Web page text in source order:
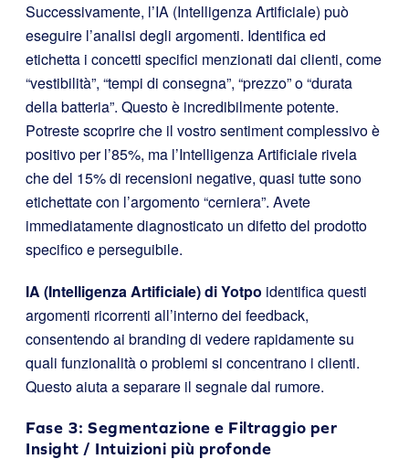
Successivamente, l’IA (Intelligenza Artificiale) può
eseguire l’analisi degli argomenti. Identifica ed
etichetta i concetti specifici menzionati dai clienti, come
“vestibilità”, “tempi di consegna”, “prezzo” o “durata
della batteria”. Questo è incredibilmente potente.
Potreste scoprire che il vostro sentiment complessivo è
positivo per l’85%, ma l’Intelligenza Artificiale rivela
che del 15% di recensioni negative, quasi tutte sono
etichettate con l’argomento “cerniera”. Avete
immediatamente diagnosticato un difetto del prodotto
specifico e perseguibile.
IA (Intelligenza Artificiale) di Yotpo identifica questi
argomenti ricorrenti all’interno dei feedback,
consentendo ai branding di vedere rapidamente su
quali funzionalità o problemi si concentrano i clienti.
Questo aiuta a separare il segnale dal rumore.
Fase 3: Segmentazione e Filtraggio per
Insight / Intuizioni più profonde